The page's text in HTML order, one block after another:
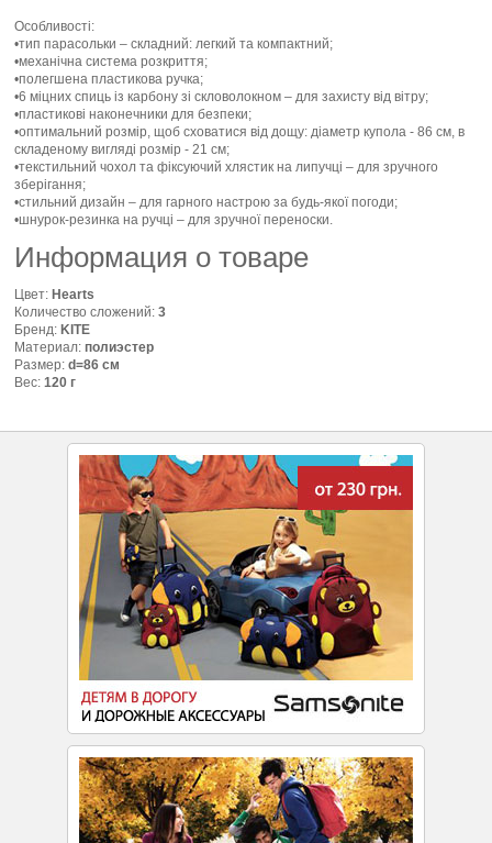
Особливості:
•тип парасольки – складний: легкий та компактний;
•механічна система розкриття;
•полегшена пластикова ручка;
•6 міцних спиць із карбону зі скловолокном – для захисту від вітру;
•пластикові наконечники для безпеки;
•оптимальний розмір, щоб сховатися від дощу: діаметр купола - 86 см, в
складеному вигляді розмір - 21 см;
•текстильний чохол та фіксуючий хлястик на липучці – для зручного
зберігання;
•стильний дизайн – для гарного настрою за будь-якої погоди;
•шнурок-резинка на ручці – для зручної переноски.
Информация о товаре
Цвет: Hearts
Количество сложений: 3
Бренд: KITE
Материал: полиэстер
Размер: d=86 см
Вес: 120 г